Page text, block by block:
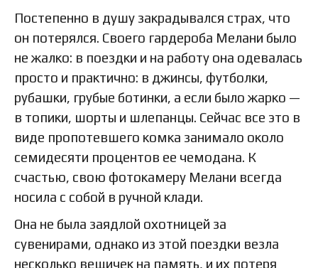
Постепенно в душу закрадывался страх, что
он потерялся. Своего гардероба Мелани было
не жалко: в поездки и на работу она одевалась
просто и практично: в джинсы, футболки,
рубашки, грубые ботинки, а если было жарко —
в топики, шорты и шлепанцы. Сейчас все это в
виде пропотевшего комка занимало около
семидесяти процентов ее чемодана. К
счастью, свою фотокамеру Мелани всегда
носила с собой в ручной клади.
Она не была заядлой охотницей за
сувенирами, однако из этой поездки везла
несколько вещичек на память, и их потеря